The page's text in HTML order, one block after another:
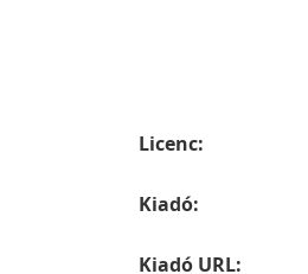
Licenc:
Kiadó:
Kiadó URL: